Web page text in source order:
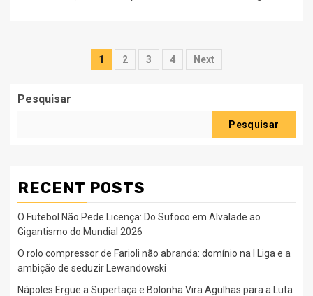
Paginação
1 2 3 4 Next
Pesquisar
Pesquisar
RECENT POSTS
O Futebol Não Pede Licença: Do Sufoco em Alvalade ao
Gigantismo do Mundial 2026
O rolo compressor de Farioli não abranda: domínio na I Liga e a
ambição de seduzir Lewandowski
Nápoles Ergue a Supertaça e Bolonha Vira Agulhas para a Luta